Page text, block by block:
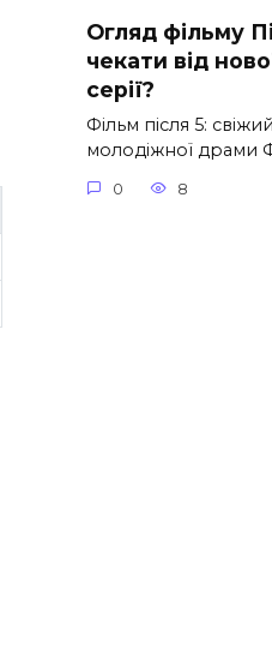
Огляд фільму
чекати від
серії?
Фільм після 5:
молодіжної драми
0 8